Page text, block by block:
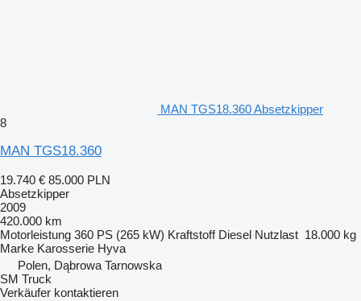
MAN TGS18.360 Absetzkipper
8
MAN TGS18.360
19.740 € 85.000 PLN
Absetzkipper
2009
420.000 km
Motorleistung 360 PS (265 kW) Kraftstoff Diesel Nutzlast 18.000 kg
Marke Karosserie Hyva
Polen, Dąbrowa Tarnowska
SM Truck
Verkäufer kontaktieren